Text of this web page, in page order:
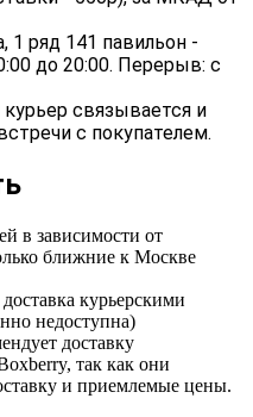
1 ряд 141 павильон -
до 20:00. Перерыв: с
связывается и
с покупателем.
в зависимости от
ближние к Москве
курьерскими
недоступна)
доставку
так как они
и приемлемые цены.